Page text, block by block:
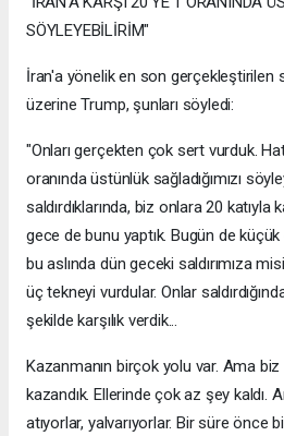
SÖYLEYEBİLİRİM"
İran'a yönelik en son gerçekleştirilen
üzerine Trump, şunları söyledi:
"Onları gerçekten çok sert vurduk.
oranında üstünlük sağladığımızı
saldırdıklarında, biz onlara 20 katıyla
gece de bunu yaptık. Bugün de
bu aslında dün geceki saldırımıza
üç tekneyi vurdular. Onlar
şekilde karşılık verdik...
Kazanmanın birçok yolu var. Ama
kazandık. Ellerinde çok az şey kaldı.
atıyorlar, yalvarıyorlar. Bir süre önce